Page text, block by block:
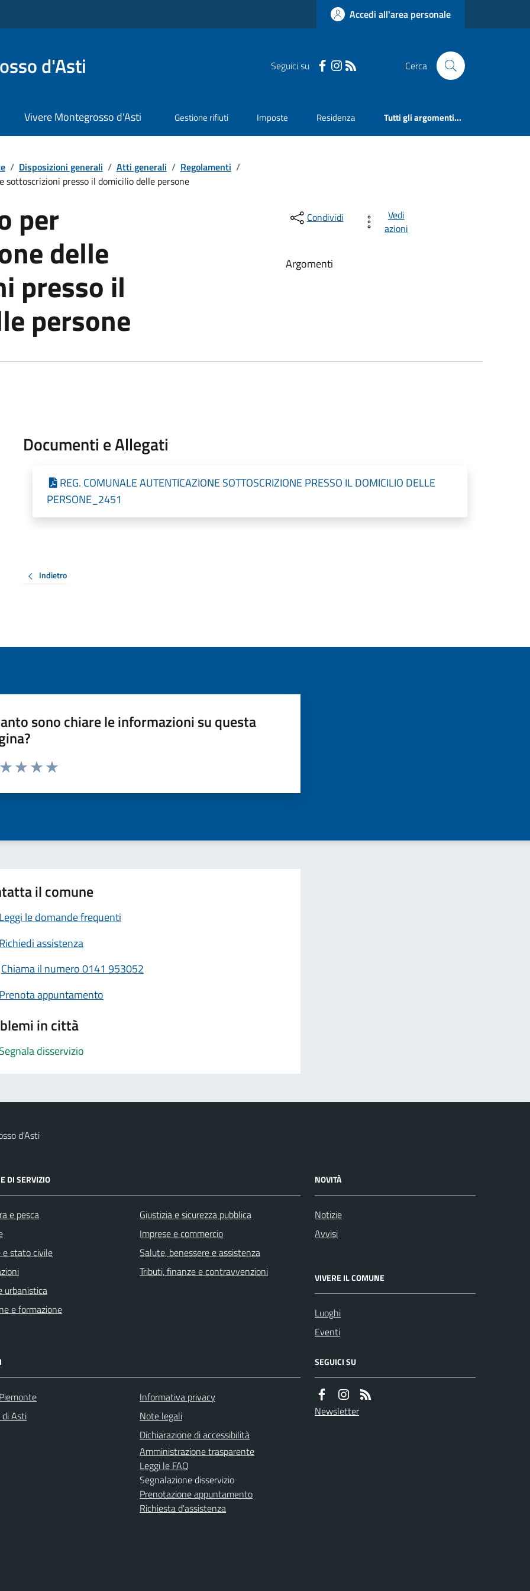
Accedi all'area personale
d'Asti Seguici su Cerca
Vivere Montegrosso d'Asti Gestione rifiuti Imposte Residenza Tutti gli argomenti...
/ Disposizioni generali / Atti generali / Regolamenti /
sottoscrizioni presso il domicilio delle persone
per
delle
presso il
persone
Condividi
Vedi
azioni
Argomenti
Documenti e Allegati
REG. COMUNALE AUTENTICAZIONE SOTTOSCRIZIONE PRESSO IL DOMICILIO DELLE
PERSONE_2451
Indietro
sono chiare le informazioni su questa
da 1 a 5 stelle la pagina
il comune
Leggi le domande frequenti
Richiedi assistenza
Chiama il numero 0141 953052
Prenota appuntamento
in città
Segnala disservizio
d'Asti
DI SERVIZIO
e pesca
e stato civile
urbanistica
e formazione
Giustizia e sicurezza pubblica
Imprese e commercio
Salute, benessere e assistenza
Tributi, finanze e contravvenzioni
NOVITÀ
Notizie
Avvisi
VIVERE IL COMUNE
Luoghi
Eventi
di Asti
Informativa privacy
Note legali
Dichiarazione di accessibilità
Amministrazione trasparente
Leggi le FAQ
Segnalazione disservizio
Prenotazione appuntamento
Richiesta d'assistenza
SEGUICI SU
Newsletter